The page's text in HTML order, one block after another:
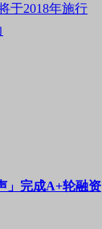
于2018年施行
」完成A+轮融资